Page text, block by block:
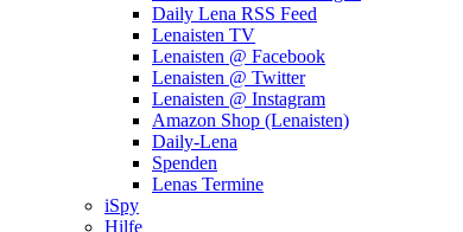
Daily Lena RSS Feed
Lenaisten TV
Lenaisten @ Facebook
Lenaisten @ Twitter
Lenaisten @ Instagram
Amazon Shop (Lenaisten)
Daily-Lena
Spenden
Lenas Termine
iSpy
Hilfe